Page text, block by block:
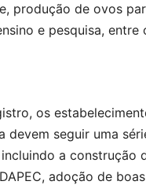
produção de ovos
e pesquisa, entre
os
devem seguir uma
a construção
adoção de